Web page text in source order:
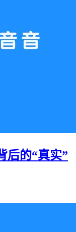
后的“真实”